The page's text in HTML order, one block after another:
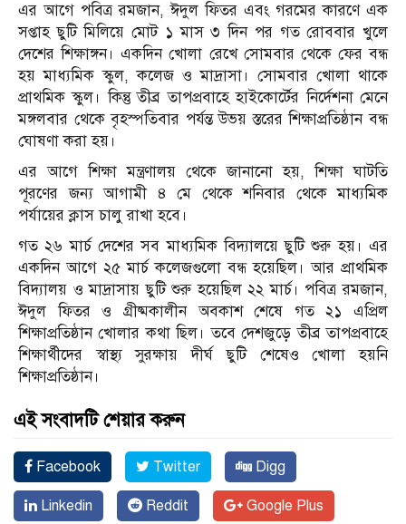
এর আগে পবিত্র রমজান, ঈদুল ফিতর এবং গরমের কারণে এক
সপ্তাহ ছুটি মিলিয়ে মোট ১ মাস ৩ দিন পর গত রোববার খুলে
দেশের শিক্ষাঙ্গন। একদিন খোলা রেখে সোমবার থেকে ফের বন্ধ
হয় মাধ্যমিক স্কুল, কলেজ ও মাদ্রাসা। সোমবার খোলা থাকে
প্রাথমিক স্কুল। কিন্তু তীব্র তাপপ্রবাহে হাইকোর্টের নির্দেশনা মেনে
মঙ্গলবার থেকে বৃহস্পতিবার পর্যন্ত উভয় স্তরের শিক্ষাপ্রতিষ্ঠান বন্ধ
ঘোষণা করা হয়।
এর আগে শিক্ষা মন্ত্রণালয় থেকে জানানো হয়, শিক্ষা ঘাটতি
পূরণের জন্য আগামী ৪ মে থেকে শনিবার থেকে মাধ্যমিক
পর্যায়ের ক্লাস চালু রাখা হবে।
গত ২৬ মার্চ দেশের সব মাধ্যমিক বিদ্যালয়ে ছুটি শুরু হয়। এর
একদিন আগে ২৫ মার্চ কলেজগুলো বন্ধ হয়েছিল। আর প্রাথমিক
বিদ্যালয় ও মাদ্রাসায় ছুটি শুরু হয়েছিল ২২ মার্চ। পবিত্র রমজান,
ঈদুল ফিতর ও গ্রীষ্মকালীন অবকাশ শেষে গত ২১ এপ্রিল
শিক্ষাপ্রতিষ্ঠান খোলার কথা ছিল। তবে দেশজুড়ে তীব্র তাপপ্রবাহে
শিক্ষার্থীদের স্বাস্থ্য সুরক্ষায় দীর্ঘ ছুটি শেষেও খোলা হয়নি
শিক্ষাপ্রতিষ্ঠান।
এই সংবাদটি শেয়ার করুন
Facebook Twitter Digg
Linkedin Reddit Google Plus